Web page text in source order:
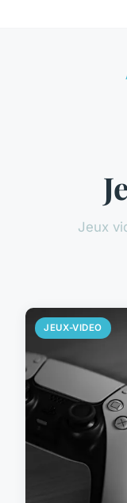
Jeux
JEUX-VIDEO